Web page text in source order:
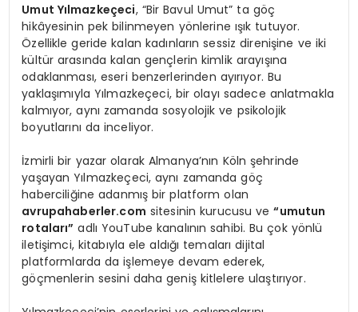
Umut Yılmazkeçeci, “Bir Bavul Umut” ta göç
hikâyesinin pek bilinmeyen yönlerine ışık tutuyor.
Özellikle geride kalan kadınların sessiz direnişine ve iki
kültür arasında kalan gençlerin kimlik arayışına
odaklanması, eseri benzerlerinden ayırıyor. Bu
yaklaşımıyla Yılmazkeçeci, bir olayı sadece anlatmakla
kalmıyor, aynı zamanda sosyolojik ve psikolojik
boyutlarını da inceliyor.
İzmirli bir yazar olarak Almanya’nın Köln şehrinde
yaşayan Yılmazkeçeci, aynı zamanda göç
haberciliğine adanmış bir platform olan
avrupahaberler.com sitesinin kurucusu ve“umutun
rotaları” adlı YouTube kanalının sahibi. Bu çok yönlü
iletişimci, kitabıyla ele aldığı temaları dijital
platformlarda da işlemeye devam ederek,
göçmenlerin sesini daha geniş kitlelere ulaştırıyor.